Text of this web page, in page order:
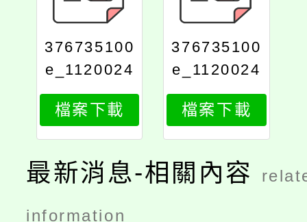
376735100
e_1120024
323_attach
1
檔案下載
376735100
e_1120024
323_print
檔案下載
最新消息-相關內容
information